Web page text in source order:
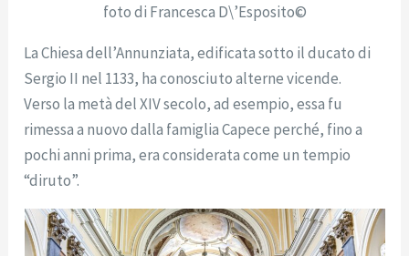
foto di Francesca D\’Esposito©
La Chiesa dell’Annunziata, edificata sotto il ducato di
Sergio II nel 1133, ha conosciuto alterne vicende.
Verso la metà del XIV secolo, ad esempio, essa fu
rimessa a nuovo dalla famiglia Capece perché, fino a
pochi anni prima, era considerata come un tempio
“diruto”.